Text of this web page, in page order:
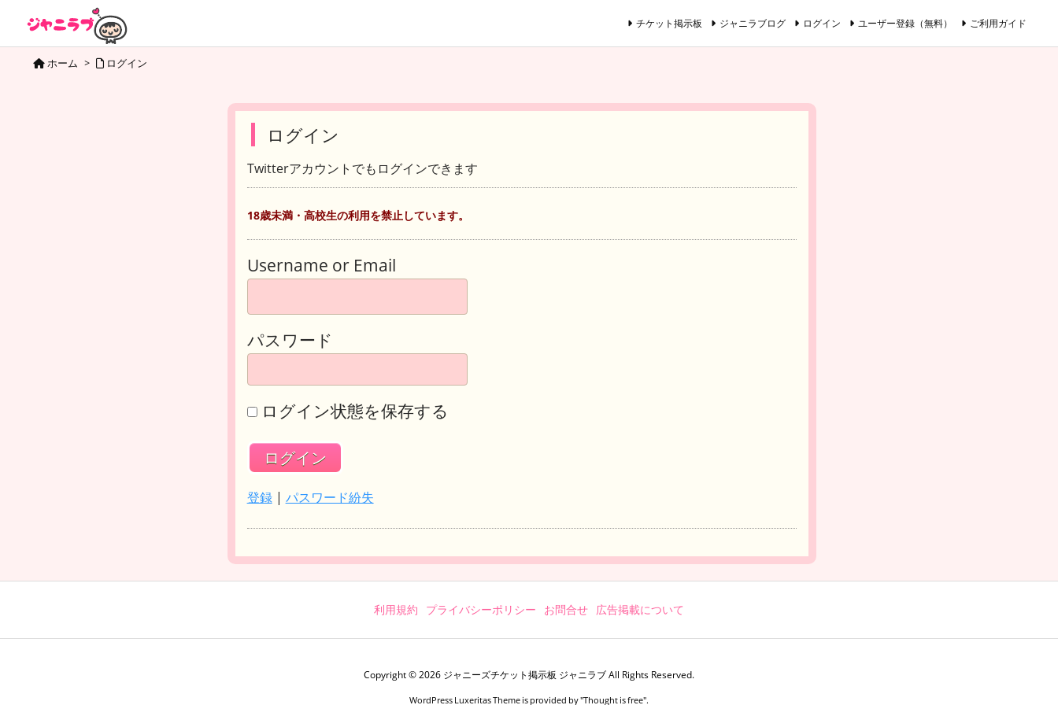
チケット掲示板 ジャニラブログ ログイン ユーザー登録（無料） ご利用ガイド
ホーム > ログイン
ログイン
Twitterアカウントでもログインできます
18歳未満・高校生の利用を禁止しています。
Username or Email
パスワード
ログイン状態を保存する
登録| パスワード紛失
利用規約 プライバシーポリシー お問合せ 広告掲載について
Copyright ©2026 ジャニーズチケット掲示板 ジャニラブAll Rights Reserved.
WordPress Luxeritas Theme is provided by "Thought is free".